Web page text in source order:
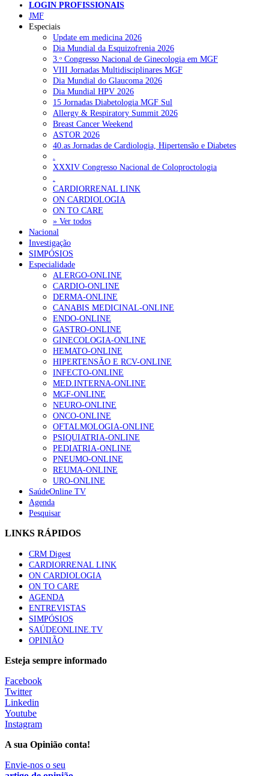
LOGIN PROFISSIONAIS
JMF
Especiais
Update em medicina 2026
Dia Mundial da Esquizofrenia 2026
3.ᵒ Congresso Nacional de Ginecologia em MGF
VIII Jornadas Multidisciplinares MGF
Dia Mundial do Glaucoma 2026
Dia Mundial HPV 2026
15 Jornadas Diabetologia MGF Sul
Allergy & Respiratory Summit 2026
Breast Cancer Weekend
ASTOR 2026
40.as Jornadas de Cardiologia, Hipertensão e Diabetes
.
XXXIV Congresso Nacional de Coloproctologia
.
CARDIORRENAL LINK
ON CARDIOLOGIA
ON TO CARE
» Ver todos
Nacional
Investigação
SIMPÓSIOS
Especialidade
ALERGO-ONLINE
CARDIO-ONLINE
DERMA-ONLINE
CANABIS MEDICINAL-ONLINE
ENDO-ONLINE
GASTRO-ONLINE
GINECOLOGIA-ONLINE
HEMATO-ONLINE
HIPERTENSÃO E RCV-ONLINE
INFECTO-ONLINE
MED.INTERNA-ONLINE
MGF-ONLINE
NEURO-ONLINE
ONCO-ONLINE
OFTALMOLOGIA-ONLINE
PSIQUIATRIA-ONLINE
PEDIATRIA-ONLINE
PNEUMO-ONLINE
REUMA-ONLINE
URO-ONLINE
SaúdeOnline TV
Agenda
Pesquisar
LINKS RÁPIDOS
CRM Digest
CARDIORRENAL LINK
ON CARDIOLOGIA
ON TO CARE
AGENDA
ENTREVISTAS
SIMPÓSIOS
SAÚDEONLINE.TV
OPINIÃO
Esteja sempre informado
Facebook
Twitter
Linkedin
Youtube
Instagram
A sua Opinião conta!
Envie-nos o seu